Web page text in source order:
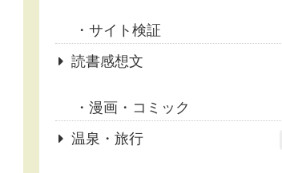
サイト検証
読書感想文
漫画・コミック
温泉・旅行